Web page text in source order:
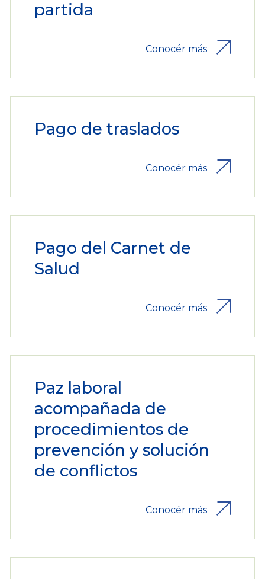
partida
Conocér más
Pago de traslados
Conocér más
Pago del Carnet de
Salud
Conocér más
Paz laboral
acompañada de
procedimientos de
prevención y solución
de conflictos
Conocér más